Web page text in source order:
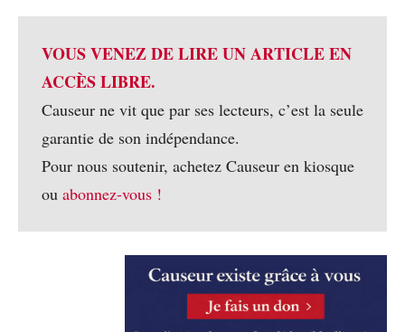
VOUS VENEZ DE LIRE UN ARTICLE EN
ACCÈS LIBRE.
Causeur ne vit que par ses lecteurs, c’est la seule
garantie de son indépendance.
Pour nous soutenir, achetez Causeur en kiosque
ou abonnez-vous !